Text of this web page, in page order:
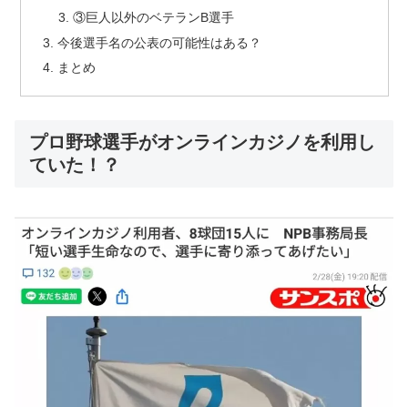
③巨人以外のベテランB選手
今後選手名の公表の可能性はある？
まとめ
プロ野球選手がオンラインカジノを利用し
ていた！？